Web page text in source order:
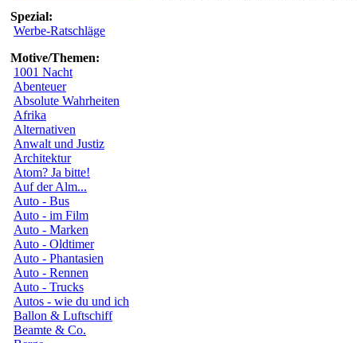
Spezial:
Werbe-Ratschläge
Motive/Themen:
1001 Nacht
Abenteuer
Absolute Wahrheiten
Afrika
Alternativen
Anwalt und Justiz
Architektur
Atom? Ja bitte!
Auf der Alm...
Auto - Bus
Auto - im Film
Auto - Marken
Auto - Oldtimer
Auto - Phantasien
Auto - Rennen
Auto - Trucks
Autos - wie du und ich
Ballon & Luftschiff
Beamte & Co.